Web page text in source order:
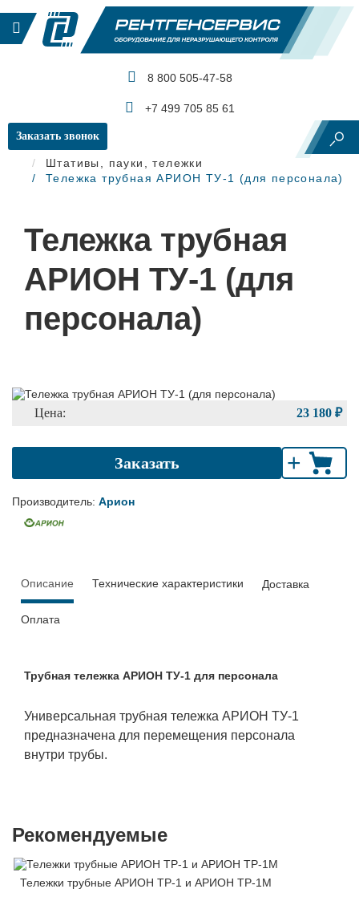
8 800 505-47-58
+7 499 705 85 61
Заказать звонок
Главная
Рентгеновский контроль
Штативы, пауки, тележки
Тележка трубная АРИОН ТУ-1 (для персонала)
Тележка трубная
АРИОН ТУ-1 (для
персонала)
23 180 ₽
Цена:
Заказать +
Производитель: Арион
Описание Технические характеристики Доставка
Оплата
Трубная тележка АРИОН ТУ-1 для персонала
Универсальная трубная тележка АРИОН ТУ-1
предназначена для перемещения персонала
внутри трубы.
Рекомендуемые
Тележки трубные АРИОН ТР-1 и АРИОН ТР-1М